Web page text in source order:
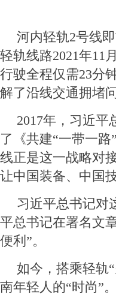
河内轻轨2号线
轻轨线路2021年11
行驶全程仅需23分
解了沿线交通拥堵
2017年，习近
了《共建“一带一
线正是这一战略对
让中国装备、中国
习近平总书记对
平总书记在署名文
便利”。
如今，搭乘轻轨
南年轻人的“时尚”。